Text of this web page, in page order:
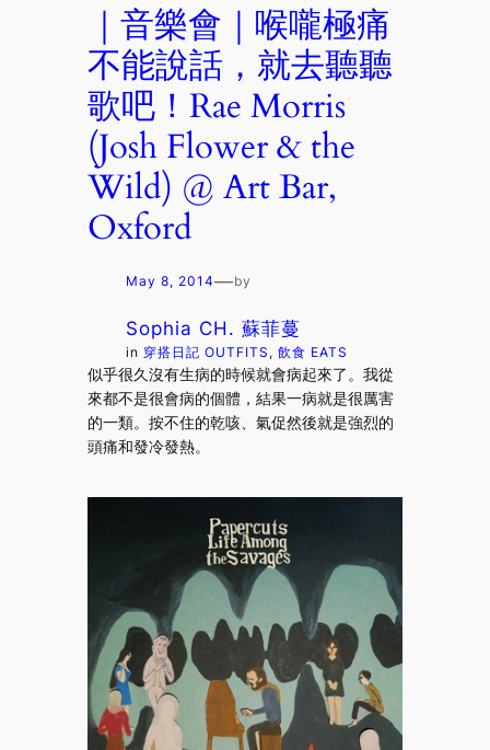
｜音樂會｜喉嚨極痛
不能說話，就去聽聽
歌吧！Rae Morris
(Josh Flower & the
Wild) @ Art Bar,
Oxford
May 8, 2014—by
Sophia CH. 蘇菲蔓
in 穿搭日記 OUTFITS , 飲食 EATS
似乎很久沒有生病的時候就會病起來了。我從
來都不是很會病的個體，結果一病就是很厲害
的一類。按不住的乾咳、氣促然後就是強烈的
頭痛和發冷發熱。